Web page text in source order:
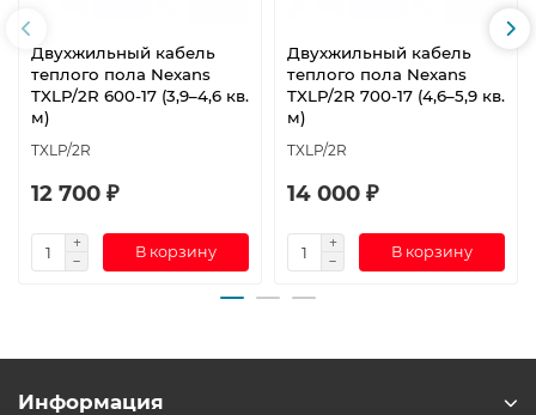
Двухжильный кабель
теплого пола Nexans
TXLP/2R 600-17 (3,9–4,6 кв.
м)
TXLP/2R
12 700 ₽
В корзину
Двухжильный кабель
теплого пола Nexans
TXLP/2R 700-17 (4,6–5,9 кв.
м)
TXLP/2R
14 000 ₽
В корзину
Информация